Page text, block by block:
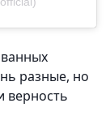
разные, но
верность